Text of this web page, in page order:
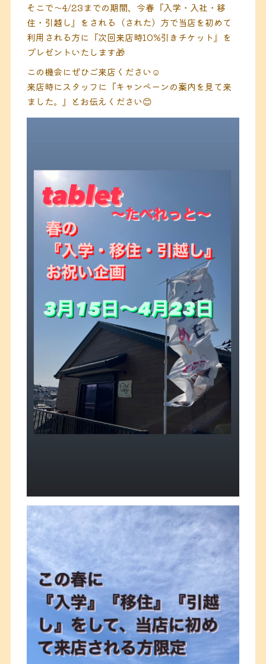
そこで〜4/23までの期間、今春『入学・入社・移
住・引越し』をされる（された）方で当店を初めて
利用される方に『次回来店時10%引きチケット』を
プレゼントいたします🎁
この機会にぜひご来店ください☺️
来店時にスタッフに『キャンペーンの案内を見て来
ました。』とお伝えください😊